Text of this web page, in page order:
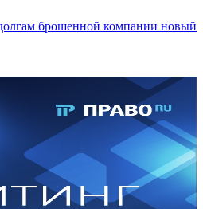
брошенной компании новый